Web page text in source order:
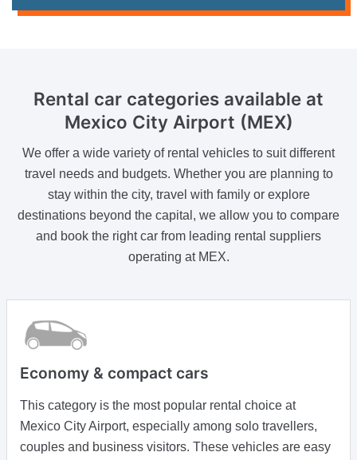
Rental car categories available at
Mexico City Airport (MEX)
We offer a wide variety of rental vehicles to suit different
travel needs and budgets. Whether you are planning to
stay within the city, travel with family or explore
destinations beyond the capital, we allow you to compare
and book the right car from leading rental suppliers
operating at MEX.
Economy & compact cars
This category is the most popular rental choice at
Mexico City Airport, especially among solo travellers,
couples and business visitors. These vehicles are easy